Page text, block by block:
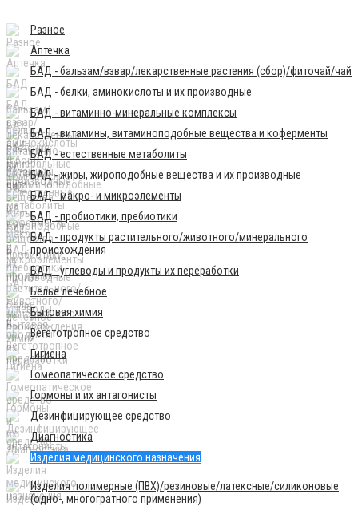
Разное
Аптечка
БАД - бальзам/взвар/лекарственные растения (сбор)/фиточай/чай
БАД - белки, аминокислоты и их производные
БАД - витаминно-минеральные комплексы
БАД - витамины, витаминоподобные вещества и коферменты
БАД - естественные метаболиты
БАД - жиры, жироподобные вещества и их производные
БАД - макро- и микроэлементы
БАД - пробиотики, пребиотики
БАД - продукты растительного/животного/минерального
происхождения
БАД - углеводы и продукты их переработки
Бельё лечебное
Бытовая химия
Вегетотропное средство
Гигиена
Гомеопатическое средство
Гормоны и их антагонисты
Дезинфицирующее средство
Диагностика
Изделия медицинского назначения
Изделия полимерные (ПВХ)/резиновые/латексные/силиконовые
(одно-, многогратного применения)